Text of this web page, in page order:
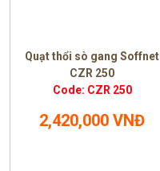
Quạt thổi sò gang Soffnet
CZR 250
Code: CZR 250
2,420,000 VNĐ